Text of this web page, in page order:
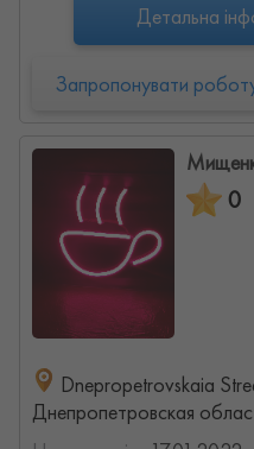
Детальна
Запропонувати
0
Dnepropetrovskaia
Днепропетровская